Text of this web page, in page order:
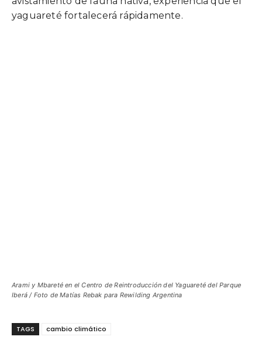
yaguareté fortalecerá rápidamente.
Arami y Mbareté en el Centro de Reintroducción del Yaguareté del Parque
Iberá / Foto de Matías Rebak para Rewilding Argentina
TAGS cambio climático